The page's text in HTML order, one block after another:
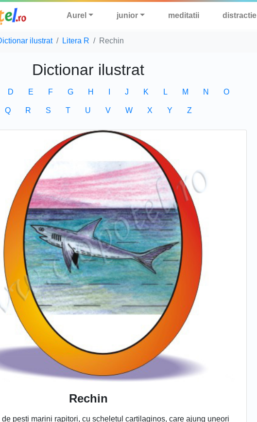
Aurel junior meditatii distractie
ilustrat Litera R Rechin
Dictionar ilustrat
D E F G H J K L M N O
Q R S T U V W X Y Z
Rechin
de pesti marini rapitori, cu scheletul cartilaginos, care ajung uneori